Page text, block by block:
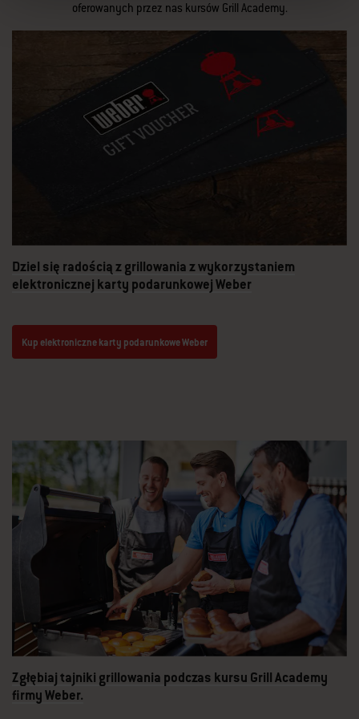
oferowanych przez nas kursów Grill Academy.
Dziel się radością z grillowania z wykorzystaniem
elektronicznej karty podarunkowej Weber
Kup elektroniczne karty podarunkowe Weber
Zgłębiaj tajniki grillowania podczas kursu Grill Academy
firmy Weber.